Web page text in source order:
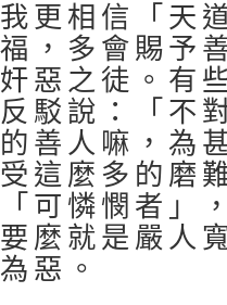
我更相信「天
福，多會賜予
奸惡之徒。有
反駁說：「不
的善人嘛，為
受這麼多的磨
「可憐憫者」
要麼就是嚴人
為惡。